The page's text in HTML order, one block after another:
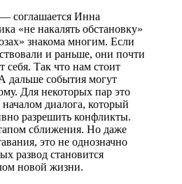
соглашается Инна
«не накалять обстановку»
знакома многим. Если
и раньше, они почти
себя. Так что нам стоит
дальше события могут
Для некоторых пар это
диалога, который
разрешить конфликты.
сближения. Но даже
это не однозначно
развод становится
новой жизни.